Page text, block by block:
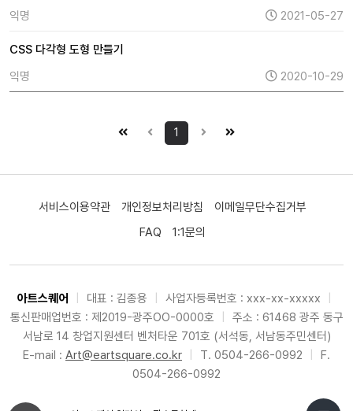
익명
2021-05-27
CSS 다각형 도형 만들기
익명
2020-10-29
1
서비스이용약관 개인정보처리방침
이메일무단수집거부
FAQ
1:1문의
아트스퀘어 대표 : 김종용 사업자등록번호 : xxx-xx-xxxxx
통신판매업번호 : 제2019-광주OO-0000호
주소 : 61468 광주 동구
서남로 14 창업지원센터 벤처타운 701호 (서석동, 서남동주민센터)
E-mail : Art@eartsquare.co.kr T. 0504-266-0992
F.
0504-266-0992